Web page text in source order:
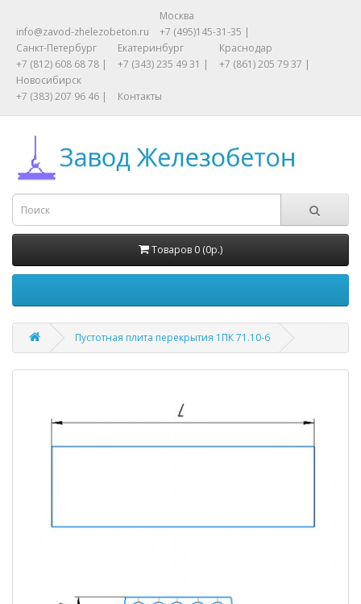
info@zavod-zhelezobeton.ru
Москва
+7 (495)145-31-35 |
Санкт-Петербург
+7 (812) 608 68 78 |
Екатеринбург
+7 (343) 235 49 31 |
Краснодар
+7 (861) 205 79 37 |
Новосибирск
+7 (383) 207 96 46 |
Контакты
Товаров 0 (0р.)
Пустотная плита перекрытия 1ПК 71.10-6